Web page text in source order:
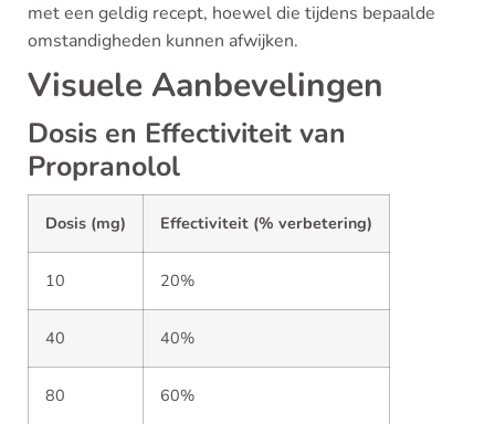
met een geldig recept, hoewel die tijdens bepaalde
omstandigheden kunnen afwijken.
Visuele Aanbevelingen
Dosis en Effectiviteit van
Propranolol
Dosis (mg) Effectiviteit (% verbetering)
10 20%
40 40%
80 60%